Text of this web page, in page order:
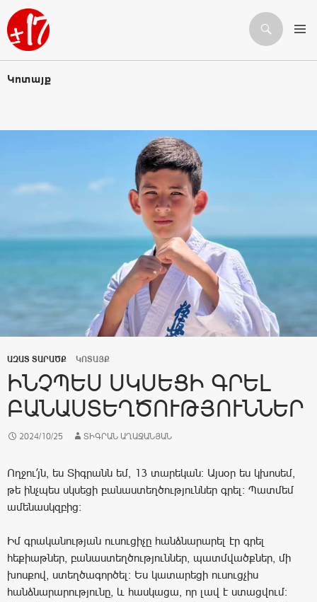
Որոնում
ԱՆՑՆԵԼ ԲՈՎԱՆԴԱԿՈՒԹՅԱՆԸ
Կոտայք
ԱԶԱՏ ՏԱՐԱԾՔ ԿՈՏԱՅՔ
ԻՆՉՊԵՍ ՍԿՍԵՑԻ ԳՐԵԼ
ԲԱՆԱՍՏԵՂԾՈՒԹՅՈՒՆՆԵՐ
2024/10/25 ՏԻԳՐԱՆ ԱՂԱՋԱՆՅԱՆ
Ողջու՛յն, ես Տիգրանն եմ, 13 տարեկան։ Այսօր ես կխոսեմ,
թե ինչպես սկսեցի բանաստեղծություններ գրել։ Պատմեմ
ամենասկզբից։
Իմ գրականության ուսուցիչը հանձնարարել էր գրել
հեքիաթներ, բանաստեղծություններ, պատմվածքներ, մի
խոսքով, ստեղծագործել։ Ես կատարեցի ուսուցչիս
հանձնարարությունը, և հասկացա, որ լավ է ստացվում։